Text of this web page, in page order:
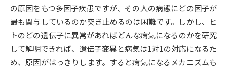
大学で学べる内容や特徴を調べる
新増設大学・学部・学科特集
国際・グローバルに強い大学特
集
の原因をもつ多因子疾患ですが、その人の病態にどの因子が
最も関与しているのか突き止めるのは困難です。しかし、ヒ
トのどの遺伝子に異常があればどんな病気になるのかを研究
して解明できれば、遺伝子変異と病気は1対1の対応になるた
め、原因がはっきりします。すると病気になるメカニズムも